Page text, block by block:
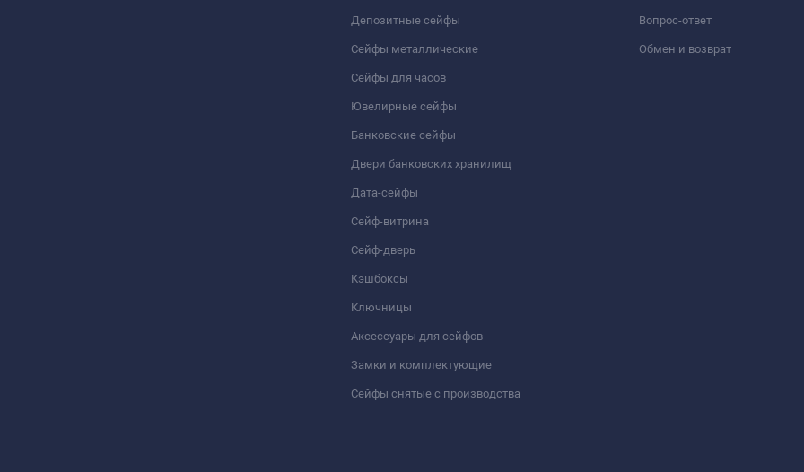
Депозитные сейфы
Сейфы металлические
Сейфы для часов
Ювелирные сейфы
Банковские сейфы
Двери банковских хранилищ
Дата-сейфы
Сейф-витрина
Сейф-дверь
Кэшбоксы
Ключницы
Аксессуары для сейфов
Замки и комплектующие
Сейфы снятые с производства
Вопрос-ответ
Обмен и возврат